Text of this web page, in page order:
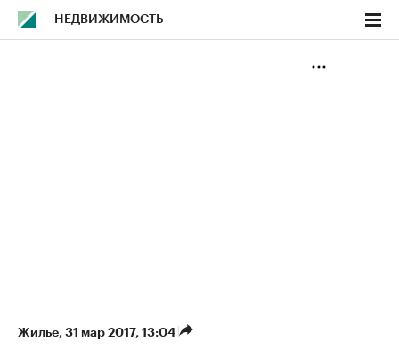
НЕДВИЖИМОСТЬ
Жилье⁠, 31 мар 2017, 13:04